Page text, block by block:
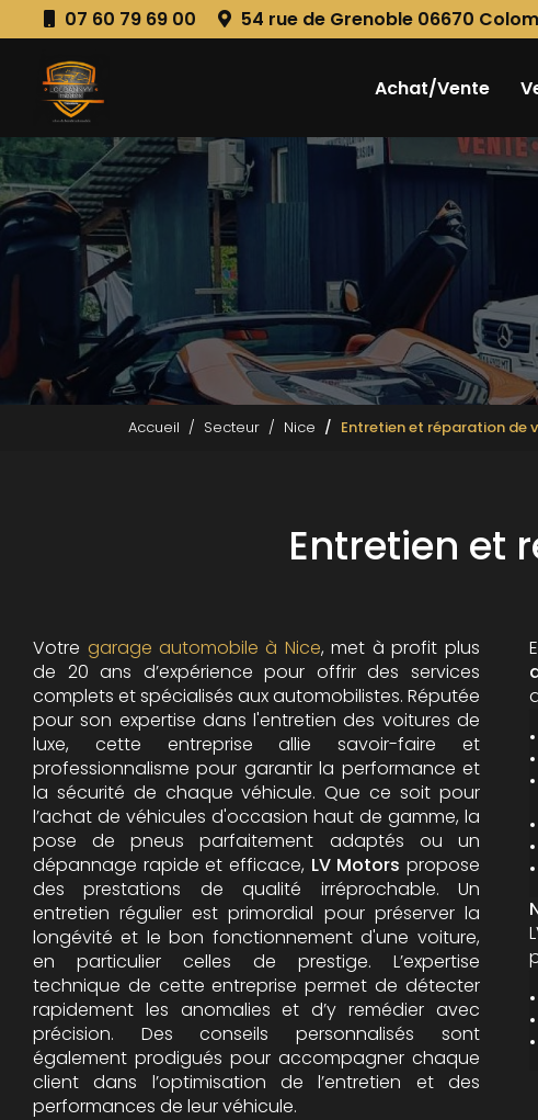
au
contenu
principal
07 60 79 69 00 54 rue de Grenoble 06670
Achat/Vente
Accueil Secteur Nice Entretien et réparation de
Entretien et
Votre garage automobile à Nice, met à profit plus
de 20 ans d’expérience pour offrir des services
complets et spécialisés aux automobilistes. Réputée
pour son expertise dans l'entretien des voitures de
luxe, cette entreprise allie savoir-faire et
professionnalisme pour garantir la performance et
la sécurité de chaque véhicule. Que ce soit pour
l’achat de véhicules d'occasion haut de gamme, la
pose de pneus parfaitement adaptés ou un
dépannage rapide et efficace, LV Motors propose
des prestations de qualité irréprochable. Un
entretien régulier est primordial pour préserver la
longévité et le bon fonctionnement d'une voiture,
en particulier celles de prestige. L’expertise
technique de cette entreprise permet de détecter
rapidement les anomalies et d’y remédier avec
précision. Des conseils personnalisés sont
également prodigués pour accompagner chaque
client dans l’optimisation de l’entretien et des
performances de leur véhicule.